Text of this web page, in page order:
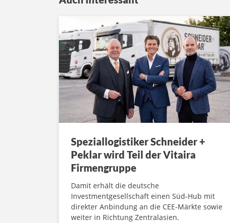
Speziallogistiker Schneider +
Peklar wird Teil der Vitaira
Firmengruppe
Damit erhält die deutsche
Investmentgesellschaft einen Süd-Hub mit
direkter Anbindung an die CEE-Märkte sowie
weiter in Richtung Zentralasien.